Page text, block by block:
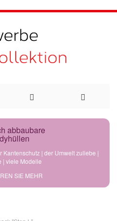
abbaubare
| der Umwelt zuliebe |
| viele Modelle
SIE MEHR